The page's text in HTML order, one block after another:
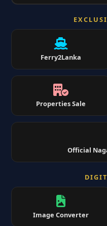
Ferry2Lanka
Properties Sale
Official
Image Converter